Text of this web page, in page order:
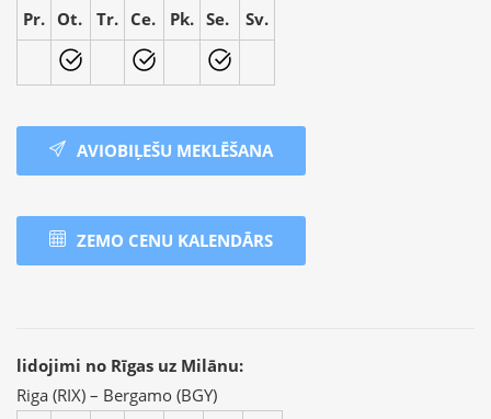
Pr. Ot. Tr. Ce. Pk. Se. Sv.
AVIOBIĻEŠU MEKLĒŠANA
ZEMO CENU KALENDĀRS
lidojimi no Rīgas uz Milānu:
Riga (RIX) – Bergamo (BGY)